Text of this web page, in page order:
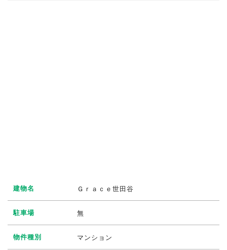
建物名 Ｇｒａｃｅ世田谷
駐車場 無
物件種別 マンション